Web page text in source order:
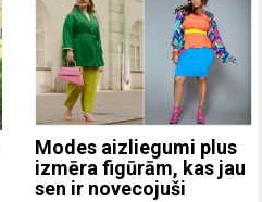
Modes aizliegumi plus
izmēra figūrām, kas jau
sen ir novecojuši